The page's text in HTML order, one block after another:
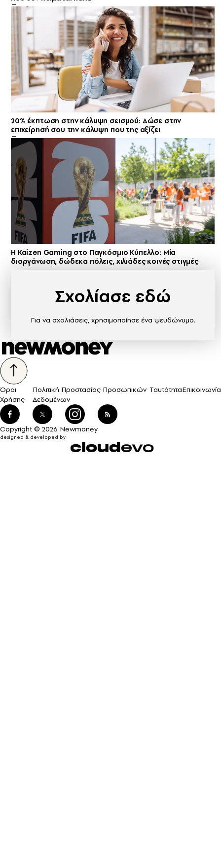
20% έκπτωση στην κάλυψη σεισμού: Δώσε στην
επιχείρησή σου την κάλυψη που της αξίζει
H Kaizen Gaming στο Παγκόσμιο Kύπελλο: Μία
διοργάνωση, δώδεκα πόλεις, χιλιάδες κοινές στιγμές
Σχολίασε εδώ
Για να σχολιάσεις, χρησιμοποίησε ένα ψευδώνυμο.
Όροι
Χρήσης
Πολιτική Προστασίας Προσωπικών
Δεδομένων
ΤαυτότηταΕπικοινωνία
Copyright © 2026 Newmoney
designed & developed by